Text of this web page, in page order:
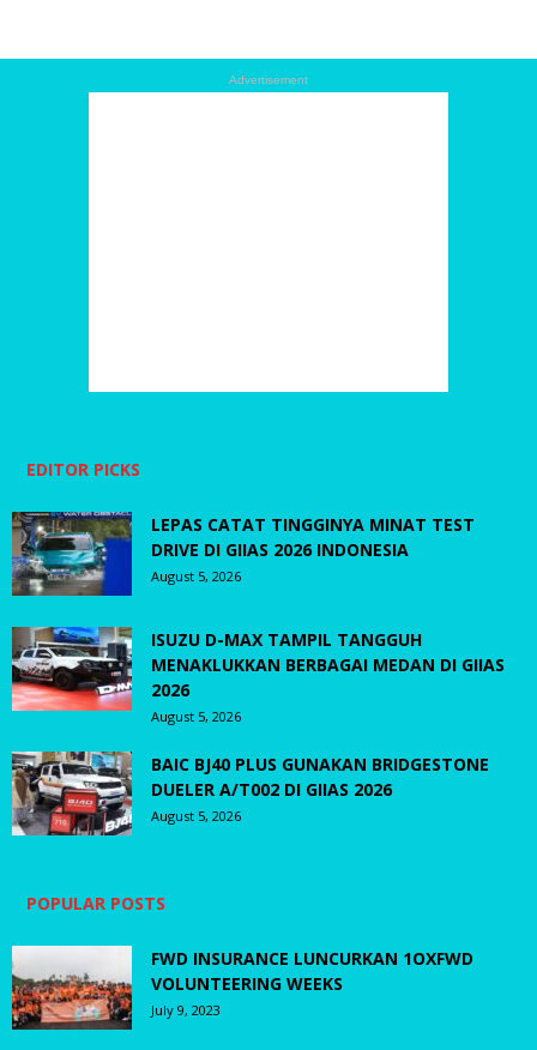
Advertisement
EDITOR PICKS
LEPAS CATAT TINGGINYA MINAT TEST
DRIVE DI GIIAS 2026 INDONESIA
August 5, 2026
ISUZU D-MAX TAMPIL TANGGUH
MENAKLUKKAN BERBAGAI MEDAN DI GIIAS
2026
August 5, 2026
BAIC BJ40 PLUS GUNAKAN BRIDGESTONE
DUELER A/T002 DI GIIAS 2026
August 5, 2026
POPULAR POSTS
FWD INSURANCE LUNCURKAN 1OXFWD
VOLUNTEERING WEEKS
July 9, 2023